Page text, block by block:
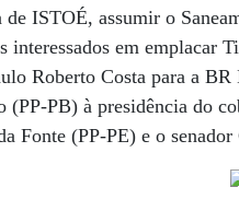
ISTOÉ, assumir o
interessados em emplacar
Roberto Costa para a
(PP-PB) à presidência do
Fonte (PP-PE) e o